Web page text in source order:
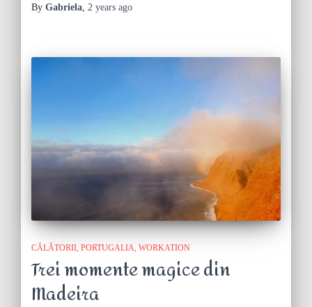
By Gabriela, 2 years ago
CĂLĂTORII PORTUGALIA WORKATION
Trei momente magice din
Madeira